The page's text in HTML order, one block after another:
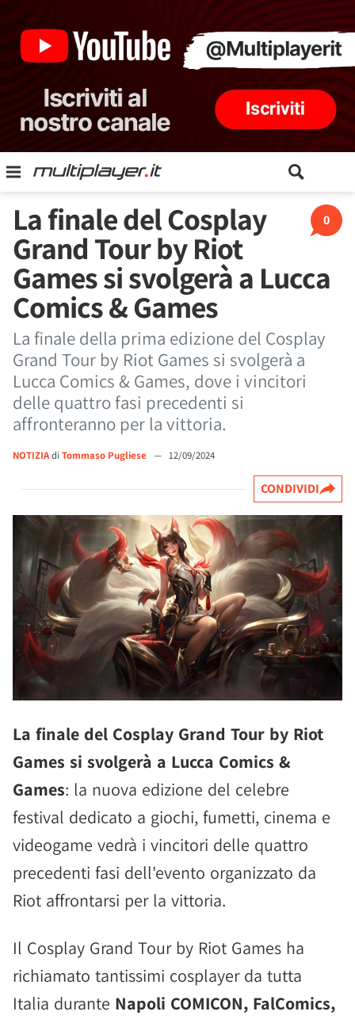
0
La finale del Cosplay
Grand Tour by Riot
Games si svolgerà a Lucca
Comics & Games
La finale della prima edizione del Cosplay
Grand Tour by Riot Games si svolgerà a
Lucca Comics & Games, dove i vincitori
delle quattro fasi precedenti si
affronteranno per la vittoria.
NOTIZIAdi Tommaso Pugliese — 12/09/2024
CONDIVIDI
La finale del Cosplay Grand Tour by Riot
Games si svolgerà a Lucca Comics &
Games: la nuova edizione del celebre
festival dedicato a giochi, fumetti, cinema e
videogame vedrà i vincitori delle quattro
precedenti fasi dell'evento organizzato da
Riot affrontarsi per la vittoria.
Il Cosplay Grand Tour by Riot Games ha
richiamato tantissimi cosplayer da tutta
Italia durante Napoli COMICON, FalComics,